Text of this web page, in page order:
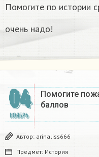
Помогите по истории
очень надо!​
04
НОЯБРЬ
Помогите
баллов
Автор: arinaliss666
Предмет: История